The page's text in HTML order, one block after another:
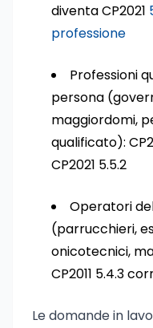
diventa CP2021
professione
Professioni
persona
maggiordomi,
qualificato):
CP2021 5.5.2
Operatori
(parrucchieri,
onicotecnici,
CP2011 5.4.3
Le domande in